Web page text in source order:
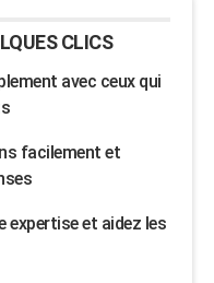
CLICS
avec ceux qui
facilement et
expertise et aidez les